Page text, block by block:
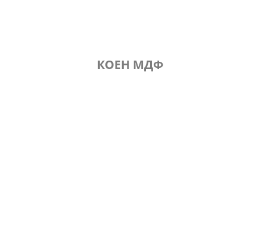
КОЕН МДФ